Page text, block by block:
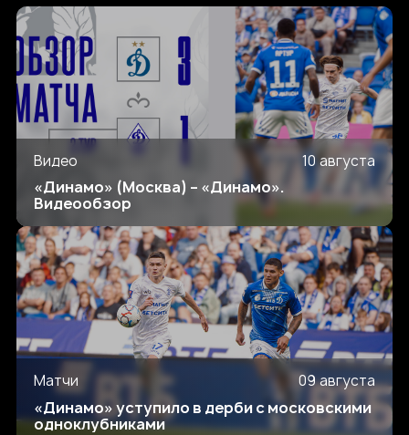
Видео 10 августа
«Динамо» (Москва) – «Динамо».
Видеообзор
Матчи 09 августа
«Динамо» уступило в дерби с московскими
одноклубниками